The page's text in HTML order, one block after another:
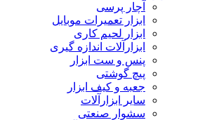
آچار پرسی
ابزار تعمیرات موبایل
ابزار لحیم کاری
ابزارآلات اندازه گیری
پنس و ست ابزار
پیچ گوشتی
جعبه و کیف ابزار
سایر ابزارآلات
سشوار صنعتی